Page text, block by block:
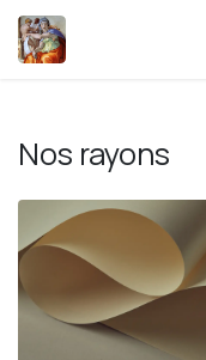
Se rendre au contenu
Nos rayons